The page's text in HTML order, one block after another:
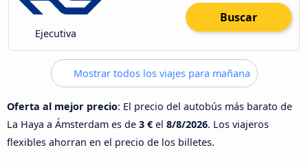
Ejecutiva
Buscar
Mostrar todos los viajes para mañana
Oferta al mejor precio: El precio del autobús más barato de
La Haya a Ámsterdam es de 3 € el 8/8/2026. Los viajeros
flexibles ahorran en el precio de los billetes.